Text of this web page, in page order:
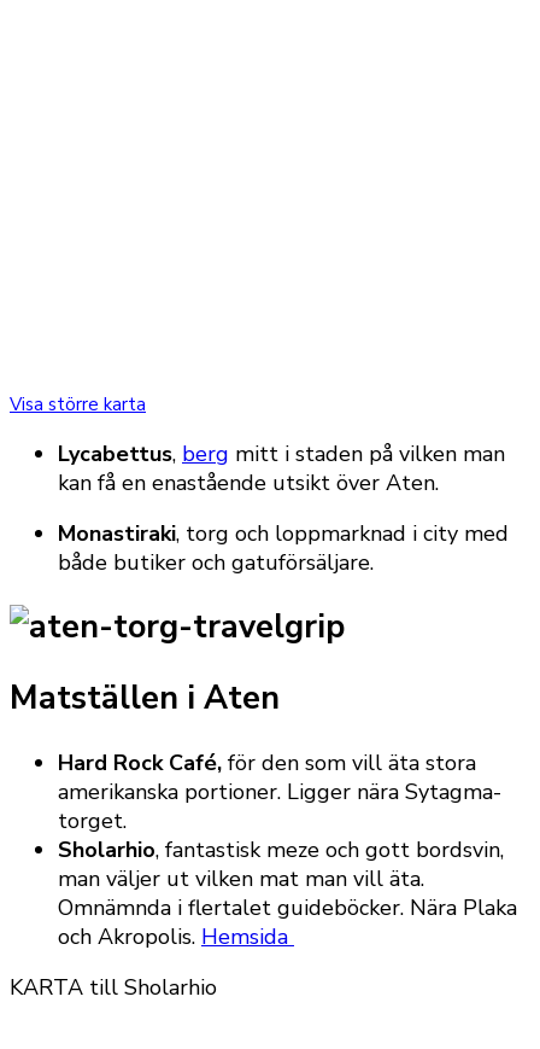
Visa större karta
Lycabettus, berg mitt i staden på vilken man
kan få en enastående utsikt över Aten.
Monastiraki, torg och loppmarknad i city med
både butiker och gatuförsäljare.
Matställen i Aten
Hard Rock Café, för den som vill äta stora
amerikanska portioner. Ligger nära Sytagma-
torget.
Sholarhio, fantastisk meze och gott bordsvin,
man väljer ut vilken mat man vill äta.
Omnämnda i flertalet guideböcker. Nära Plaka
och Akropolis. Hemsida
KARTA till Sholarhio